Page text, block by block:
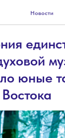
Новости
юные